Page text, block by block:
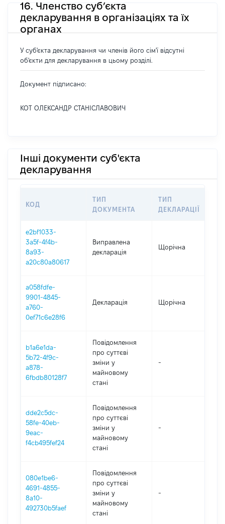
16. Членство суб’єкта
декларування в організаціях та їх
органах
У суб'єкта декларування чи членів його сім'ї відсутні
об'єкти для декларування в цьому розділі.
Документ підписано:
КОТ ОЛЕКСАНДР СТАНІСЛАВОВИЧ
Інші документи суб'єкта
декларування
КОД
ТИП
ДОКУМЕНТА
ТИП
ДЕКЛАРАЦІЇ
e2bf1033-
3a5f-4f4b-
8a93-
a20c80a80617
Виправлена
декларація
Щорічна
a058fdfe-
9901-4845-
a760-
0ef71c6e28f6
Декларація Щорічна
b1a6e1da-
5b72-4f9c-
a878-
6fbdb80128f7
Повідомлення
про суттєві
зміни y
майновому
стані
-
dde2c5dc-
58fe-40eb-
9eac-
f4cb495fef24
Повідомлення
про суттєві
зміни y
майновому
стані
-
080e1be6-
4691-4855-
8a10-
492730b5faef
Повідомлення
про суттєві
зміни y
майновому
стані
-